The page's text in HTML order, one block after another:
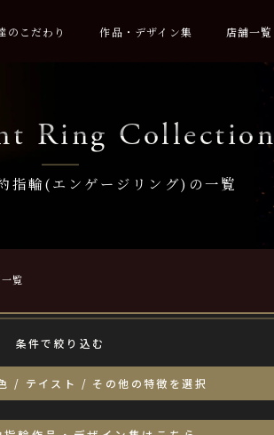
のこだわり 作品・デザイン集 店舗一覧
Ring Collection
指輪(エンゲージリング)の一覧
覧
条件で絞り込む
/ テイスト / その他の特徴を選択